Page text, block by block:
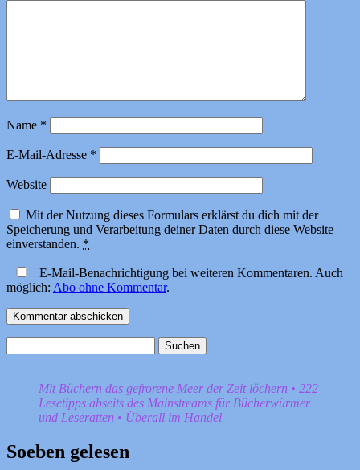
Name *
E-Mail-Adresse *
Website
Mit der Nutzung dieses Formulars erklärst du dich mit der
Speicherung und Verarbeitung deiner Daten durch diese Website
einverstanden. *
E-Mail-Benachrichtigung bei weiteren Kommentaren. Auch
möglich: Abo ohne Kommentar.
nach:
Mit Büchern das gefrorene Meer der Zeit löchern • 222
Lesetipps abseits des Mainstreams für Bücherwürmer
und Leseratten • Überall im Handel
Soeben gelesen